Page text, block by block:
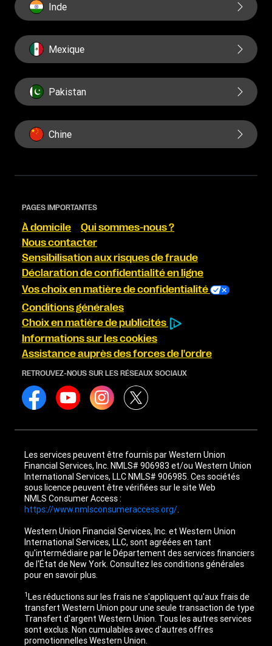
Inde
Mexique
Pakistan
Chine
PAGES IMPORTANTES
À domicile
Qui sommes-nous ?
Nous contacter
Sensibilisation aux risques de fraude
Déclaration de confidentialité en ligne
Vos choix en matière de confidentialité
Conditions générales
Choix en matière de publicités
Informations sur les cookies
Assistance auprès des forces de l'ordre
RETROUVEZ-NOUS SUR LES RÉSEAUX SOCIAUX
Les services peuvent être fournis par Western Union
Financial Services, Inc. NMLS# 906983 et/ou Western Union
International Services, LLC NMLS# 906985. Ces sociétés
sous licence peuvent être vérifiées sur le site Web
NMLS Consumer Access :
https://www.nmlsconsumeraccess.org/.
Western Union Financial Services, Inc. et Western Union
International Services, LLC, sont agréées en tant
qu'intermédiaire par le Département des services financiers
de l'État de New York. Consultez les conditions générales
pour en savoir plus.
1 Les réductions sur les frais ne s'appliquent qu'aux frais de
transfert Western Union pour une seule transaction de type
Transfert d'argent Western Union. Tous les autres services
sont exclus. Non cumulables avec d'autres offres
promotionnelles Western Union.